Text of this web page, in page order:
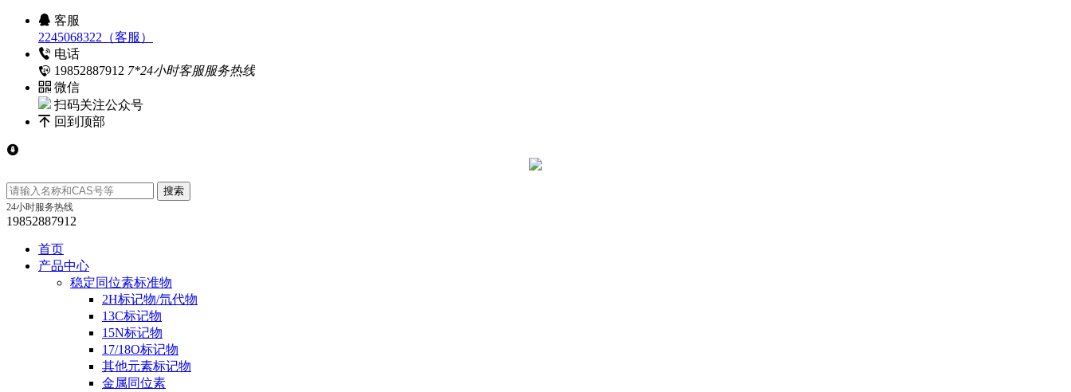
客服
2245068322（客服）
电话
19852887912 7*24小时客服服务热线
微信
扫码关注公众号
回到顶部
24小时服务热线
19852887912
首页
产品中心
稳定同位素标准物
2H标记物/氘代物
13C标记物
15N标记物
17/18O标记物
其他元素标记物
金属同位素